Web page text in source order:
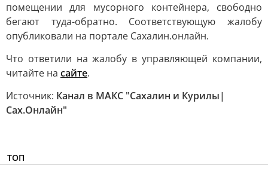
помещении для мусорного контейнера, свободно
бегают туда-обратно. Соответствующую жалобу
опубликовали на портале Сахалин.онлайн.
Что ответили на жалобу в управляющей компании,
читайте на сайте.
Источник: Канал в МАКС "Сахалин и Курилы|
Сах.Онлайн"
ТОП